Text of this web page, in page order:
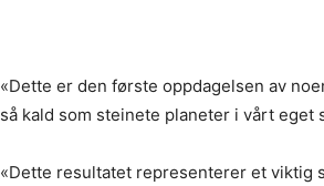
«Dette er den første oppdagelsen av
så kald som steinete planeter i vårt eget
«Dette resultatet representerer et viktig